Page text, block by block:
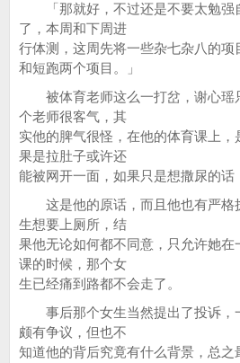
「那就好，不过还是不要太勉强
了，本周和下周进
行体测，这周先将一些杂七杂八的
和短跑两个项目。」
被体育老师这么一打岔，谢心瑶
个老师很客气，其
实他的脾气很怪，在他的体育课上
果是拉肚子或许还
能被网开一面，如果只是想撒尿的话
这是他的原话，而且他也有严格
生想要上厕所，结
果他无论如何都不同意，只允许她
课的时候，那个女
生已经痛到路都不会走了。
事后那个女生当然提出了投诉，
颇有争议，但也不
知道他的背后究竟有什么背景，总之